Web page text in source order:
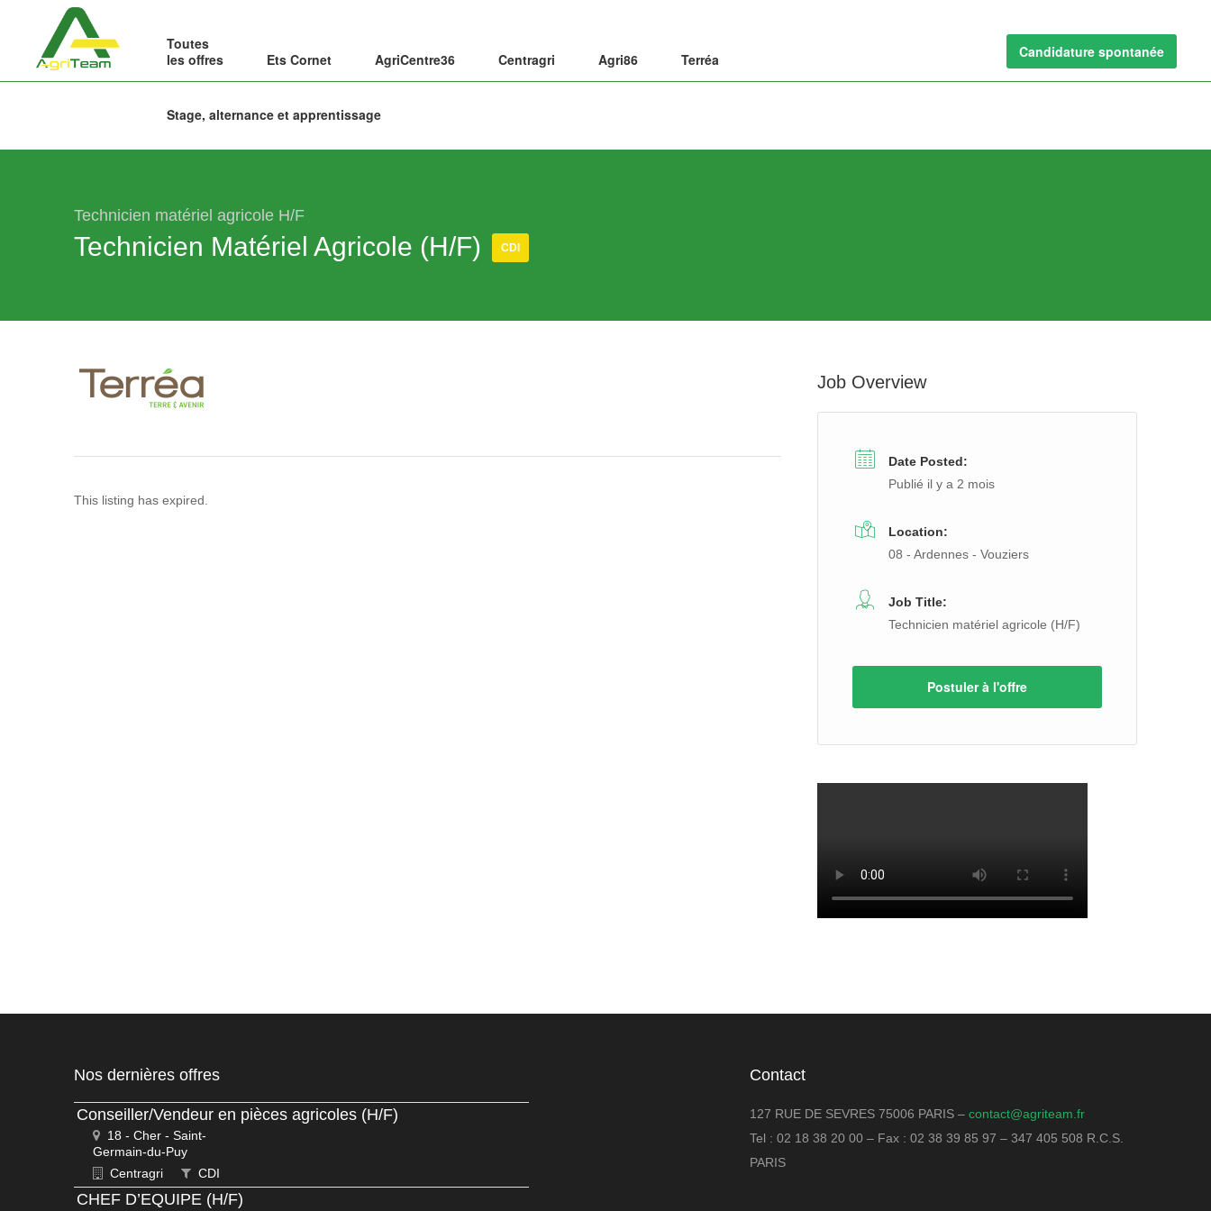
Toutes
les offres
Ets Cornet AgriCentre36 Centragri Agri86 Terréa
Stage, alternance et apprentissage
Candidature spontanée
Technicien matériel agricole H/F
Technicien Matériel Agricole (H/F) CDI
This listing has expired.
Job Overview
Date Posted:
Publié il y a 2 mois
Location:
08 - Ardennes - Vouziers
Job Title:
Technicien matériel agricole (H/F)
Postuler à l'offre
Nos dernières offres
Conseiller/Vendeur en pièces agricoles (H/F)
18 - Cher - Saint-
Germain-du-Puy
Centragri
CDI
CHEF D’EQUIPE (H/F)
Contact
127 RUE DE SEVRES 75006 PARIS – contact@agriteam.fr
Tel : 02 18 38 20 00 – Fax : 02 38 39 85 97 – 347 405 508 R.C.S.
PARIS